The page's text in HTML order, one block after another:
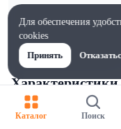
Характеристики
Ширина, мм
145
Каталог Поиск
Для обеспечения
cookies
Принять